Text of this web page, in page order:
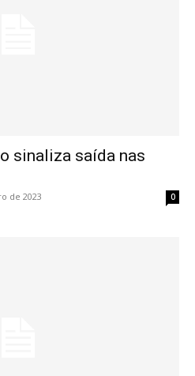
sinaliza saída nas
de 2023 0